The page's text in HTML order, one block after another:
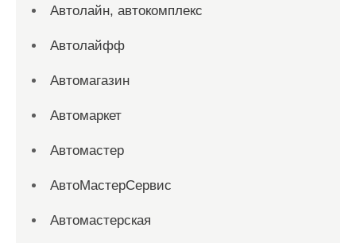
Автолайн, автокомплекс
Автолайфф
Автомагазин
Автомаркет
Автомастер
АвтоМастерСервис
Автомастерская